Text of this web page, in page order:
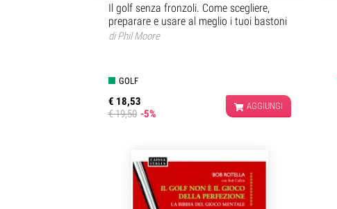
Il golf senza fronzoli. Come scegliere,
preparare e usare al meglio i tuoi bastoni
diPhil Moore
GOLF
€ 18,53
€ 19,50 -5%
AGGIUNGI